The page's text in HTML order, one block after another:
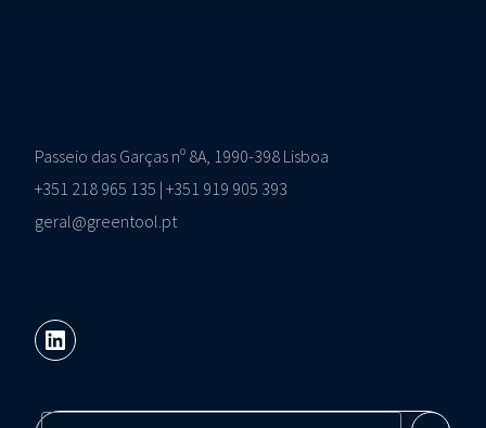
Passeio das Garças nº 8A, 1990-398 Lisboa
+351 218 965 135 | +351 919 905 393
geral@greentool.pt